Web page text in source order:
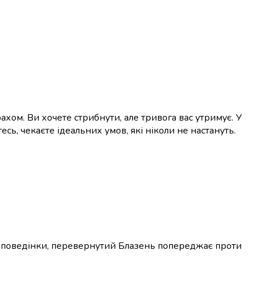
Ви хочете стрибнути, але тривога вас утримує. У
чекаєте ідеальних умов, які ніколи не настануть.
поведінки, перевернутий Блазень попереджає проти